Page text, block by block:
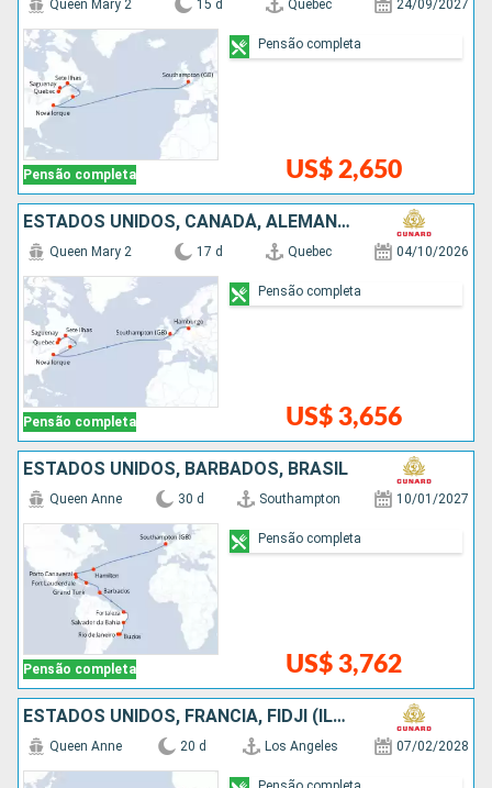
Pensão completa
Queen Mary 2 15 d Quebec 24/09/2027
US$ 2,650
Pensão completa
ESTADOS UNIDOS, CANADÁ, ALEMANHA
Pensão completa
Queen Mary 2 17 d Quebec 04/10/2026
US$ 3,656
Pensão completa
ESTADOS UNIDOS, BARBADOS, BRASIL
Pensão completa
Queen Anne 30 d Southampton 10/01/2027
US$ 3,762
Pensão completa
ESTADOS UNIDOS, FRANCIA, FIDJI (ILHAS), AUSTRÁLIA
Queen Anne 20 d Los Angeles 07/02/2028